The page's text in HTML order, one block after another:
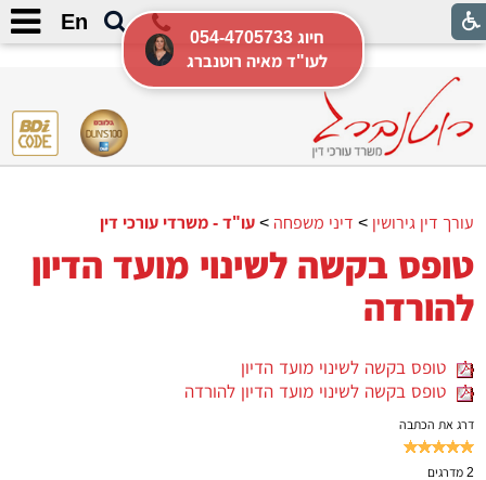
דוגמא להורדה En
עורך דין גירושין > דיני משפחה >עו"ד - משרדי עורכי דין
טופס בקשה לשינוי מועד הדיון
להורדה
טופס בקשה לשינוי מועד הדיון
טופס בקשה לשינוי מועד הדיון להורדה
דרג את הכתבה
2 מדרגים
054-4705733 חיוג
לעו"ד מאיה רוטנברג